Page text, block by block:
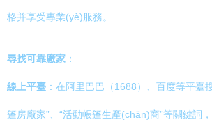
格并享受專業(yè)服務。
尋找可靠廠家 ：
線上平臺 ：在阿里巴巴（1688）、百度等平臺
篷房廠家”、“活動帳篷生產(chǎn)商”等關鍵詞